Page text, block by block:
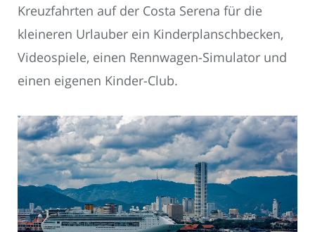
Kreuzfahrten auf der Costa Serena für die
kleineren Urlauber ein Kinderplanschbecken,
Videospiele, einen Rennwagen-Simulator und
einen eigenen Kinder-Club.